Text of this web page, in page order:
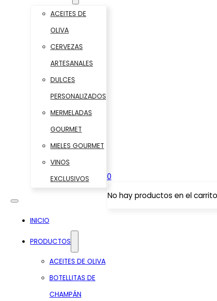
ACEITES DE
OLIVA
CERVEZAS
ARTESANALES
DULCES
PERSONALIZADOS
MERMELADAS
GOURMET
MIELES GOURMET
VINOS
EXCLUSIVOS
INICIO
PRODUCTOS
ACEITES DE OLIVA
BOTELLITAS DE
CHAMPÁN
0
No hay productos en el